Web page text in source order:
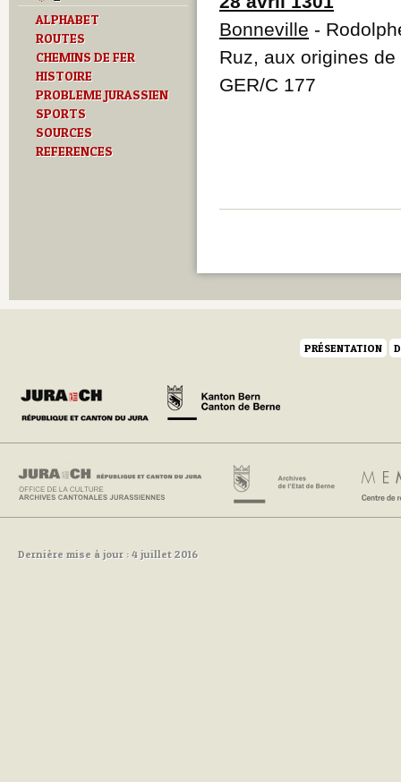
ALPHABET
ROUTES
CHEMINS DE FER
HISTOIRE
PROBLEME JURASSIEN
SPORTS
SOURCES
REFERENCES
Bonneville -
Ruz, aux origines
GER/C 177
PRÉSENTATION
Dernière mise à jour : 4 juillet 2016